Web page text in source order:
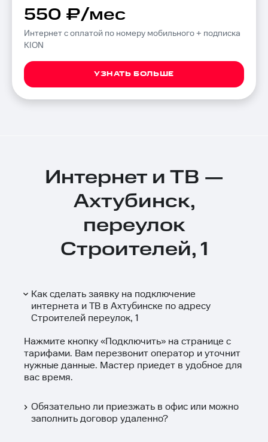
550 ₽/мес
Интернет с оплатой по номеру мобильного + подписка
KION
УЗНАТЬ БОЛЬШЕ
Интернет и ТВ —
Ахтубинск,
переулок
Строителей, 1
Как сделать заявку на подключение
интернета и ТВ в Ахтубинске по адресу
Строителей переулок, 1
Нажмите кнопку «Подключить» на странице с
тарифами. Вам перезвонит оператор и уточнит
нужные данные. Мастер приедет в удобное для
вас время.
Обязательно ли приезжать в офис или можно
заполнить договор удаленно?